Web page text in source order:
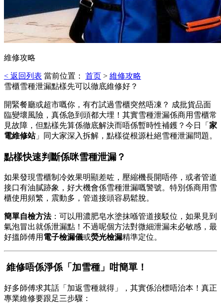
維修攻略
< 返回列表 當前位置： 首页 > 維修攻略
雪櫃雪種泄漏點樣先可以徹底維修好？
開緊餐廳或超市嘅你，有冇試過雪櫃突然唔凍？ 成批貨品面
臨變壞風險，真係急到頭都大埋！其實雪種泄漏係商用雪櫃常
見故障，但點樣先算係徹底解決而唔係暫時性補鑊？今日「 家
電維修站」同大家深入拆解，點樣從根源杜絕雪種泄漏問題。
點樣快速判斷係咪雪種泄漏？
如果發現雪櫃制冷效果明顯差咗，壓縮機長開唔停，或者管道
接口有油膩跡象，好大機會係雪種泄漏嘅警號。特別係商用雪
櫃使用頻繁，震動多，管道接頭容易鬆脫。
簡單自檢方法：可以用濃肥皂水塗抹喺管道接駁位，如果見到
氣泡冒出就係泄漏點！不過呢個方法對微細泄漏未必敏感，最
好搵師傅用 電子檢漏儀或熒光檢漏精準定位。
️ 維修唔係淨係「加雪種」咁簡單！
好多師傅求其話「加返雪種就得」，其實係治標唔治本！真正
專業維修要跟足三步驟：